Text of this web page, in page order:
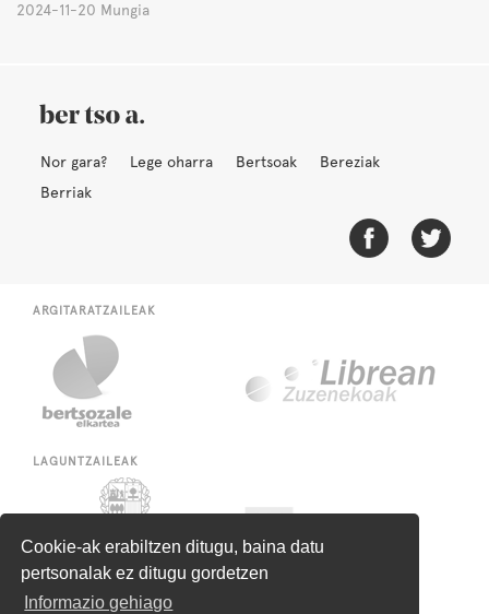
Cookie-ak erabiltzen ditugu, baina datu
pertsonalak ez ditugu gordetzen
Informazio gehiago
2024-11-20 Mungia
Nor gara? Lege oharra Bertsoak
Bereziak
Berriak
ARGITARATZAILEAK
LAGUNTZAILEAK